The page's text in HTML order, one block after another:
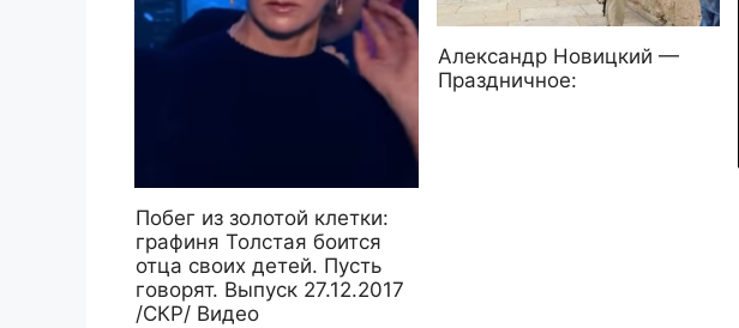
Побег из золотой клетки:
графиня Толстая боится
отца своих детей. Пусть
говорят. Выпуск 27.12.2017
/СКР/ Видео
Александр Новицкий —
Праздничное: